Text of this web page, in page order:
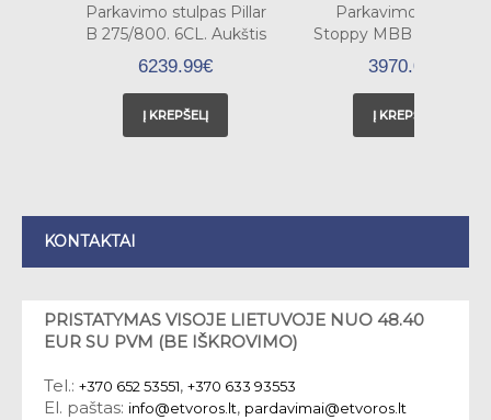
Parkavimo stulpas Pillar
B 275/800. 6CL. Aukštis
80 cm, skersmuo 27,5
cm. Hidraulinis.
6239.99€
Į KREPŠELĮ
Parkavimo stulpas
Stoppy MBB 219/700
Aukštis 70 cm,
skersmuo 21,9 cm.
Elektromechaninis.
3970.00€
Į KREPŠELĮ
KONTAKTAI
PRISTATYMAS VISOJE LIETUVOJE NUO 48.40
EUR SU PVM (BE IŠKROVIMO)
Tel.: +370 652 53551, +370 633 93553
El. paštas: info@etvoros.lt, pardavimai@etvoros.lt